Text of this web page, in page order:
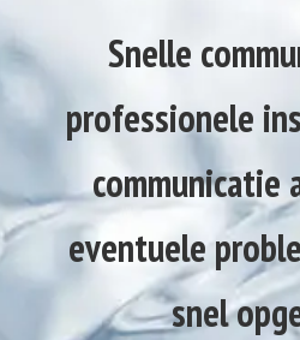
Snelle
professionele
communicatie
eventuele
snel